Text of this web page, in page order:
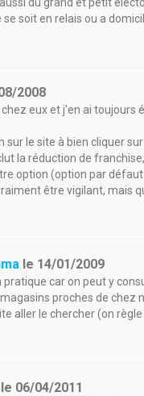
soit en relais ou a
2008
eux et j'en ai toujours
le site à bien cliquer
la réduction de
option (option par
être vigilant, mais
le 14/01/2009
car on peut y
proches de chez
aller le chercher (on
le 06/04/2011